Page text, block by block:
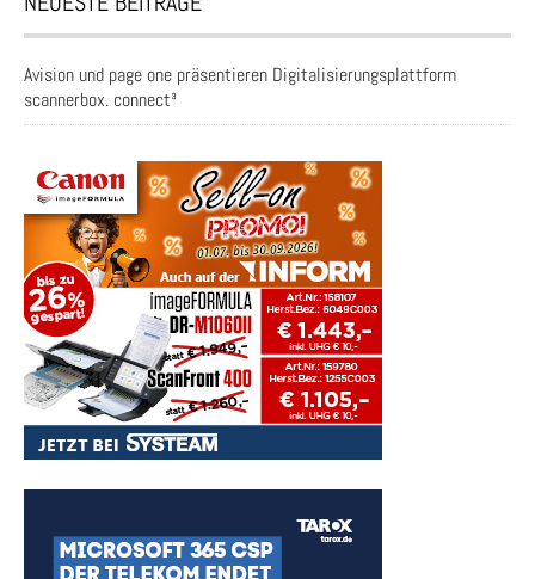
Avision und page one präsentieren Digitalisierungsplattform
scannerbox. connect³